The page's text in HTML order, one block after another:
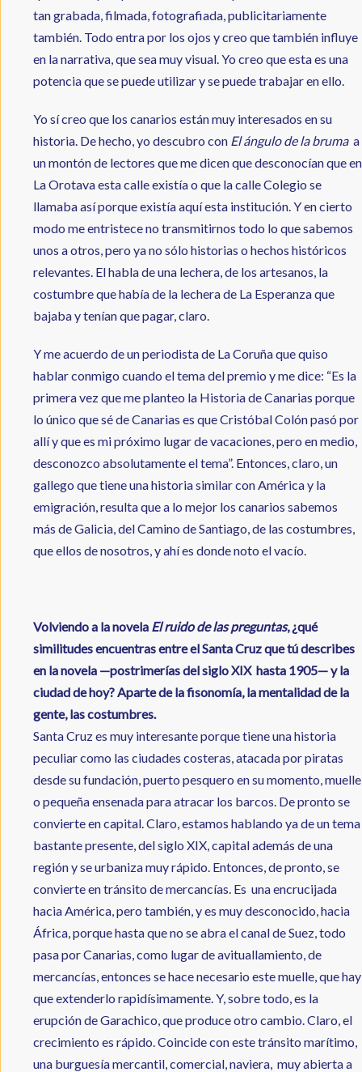
tan grabada, filmada, fotografiada, publicitariamente
también. Todo entra por los ojos y creo que también influye
en la narrativa, que sea muy visual. Yo creo que esta es una
potencia que se puede utilizar y se puede trabajar en ello.
Yo sí creo que los canarios están muy interesados en su
historia. De hecho, yo descubro con El ángulo de la brumaa
un montón de lectores que me dicen que desconocían que en
La Orotava esta calle existía o que la calle Colegio se
llamaba así porque existía aquí esta institución. Y en cierto
modo me entristece no transmitirnos todo lo que sabemos
unos a otros, pero ya no sólo historias o hechos históricos
relevantes. El habla de una lechera, de los artesanos, la
costumbre que había de la lechera de La Esperanza que
bajaba y tenían que pagar, claro.
Y me acuerdo de un periodista de La Coruña que quiso
hablar conmigo cuando el tema del premio y me dice: “Es la
primera vez que me planteo la Historia de Canarias porque
lo único que sé de Canarias es que Cristóbal Colón pasó por
allí y que es mi próximo lugar de vacaciones, pero en medio,
desconozco absolutamente el tema”. Entonces, claro, un
gallego que tiene una historia similar con América y la
emigración, resulta que a lo mejor los canarios sabemos
más de Galicia, del Camino de Santiago, de las costumbres,
que ellos de nosotros, y ahí es donde noto el vacío.
Volviendo a la novela El ruido de las preguntas, ¿qué
similitudes encuentras entre el Santa Cruz que tú describes
en la novela —postrimerías del siglo XIX hasta 1905— y la
ciudad de hoy? Aparte de la fisonomía, la mentalidad de la
gente, las costumbres.
Santa Cruz es muy interesante porque tiene una historia
peculiar como las ciudades costeras, atacada por piratas
desde su fundación, puerto pesquero en su momento, muelle
o pequeña ensenada para atracar los barcos. De pronto se
convierte en capital. Claro, estamos hablando ya de un tema
bastante presente, del siglo XIX, capital además de una
región y se urbaniza muy rápido. Entonces, de pronto, se
convierte en tránsito de mercancías. Es una encrucijada
hacia América, pero también, y es muy desconocido, hacia
África, porque hasta que no se abra el canal de Suez, todo
pasa por Canarias, como lugar de avituallamiento, de
mercancías, entonces se hace necesario este muelle, que hay
que extenderlo rapidísimamente. Y, sobre todo, es la
erupción de Garachico, que produce otro cambio. Claro, el
crecimiento es rápido. Coincide con este tránsito marítimo,
una burguesía mercantil, comercial, naviera, muy abierta a